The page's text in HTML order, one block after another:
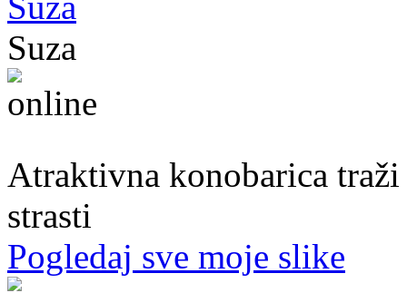
Suza
Atraktivna konobarica
strasti
Pogledaj sve moje slike